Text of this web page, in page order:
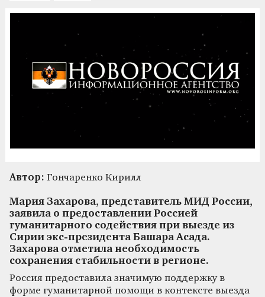
Автор: Гончаренко Кирилл
Мария Захарова, представитель МИД России,
заявила о предоставлении Россией
гуманитарного содействия при выезде из
Сирии экс-президента Башара Асада.
Захарова отметила необходимость
сохранения стабильности в регионе.
Россия предоставила значимую поддержку в
форме гуманитарной помощи в контексте выезда